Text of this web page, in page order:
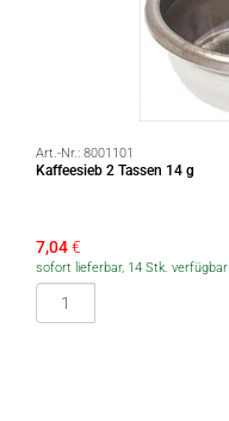
Art.-Nr.: 8001101
Kaffeesieb 2 Tassen 14 g
7,04€
sofort lieferbar, 14 Stk. verfügbar